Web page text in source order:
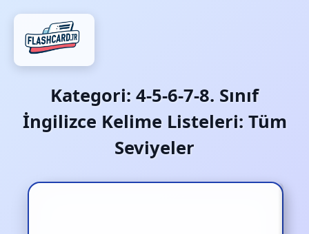
Kategori: 4-5-6-7-8. Sınıf
İngilizce Kelime Listeleri: Tüm
Seviyeler